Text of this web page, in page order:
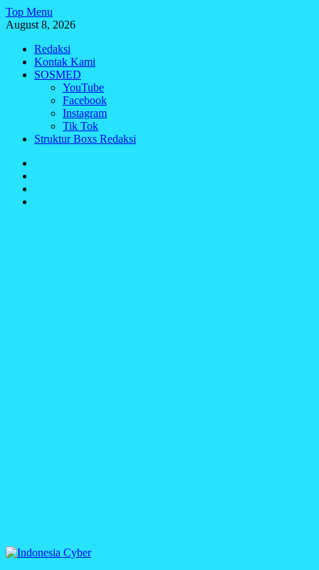
Skip
to
Top Menu
August 8, 2026
Redaksi
Kontak Kami
SOSMED
YouTube
Facebook
Instagram
Tik Tok
Struktur Boxs Redaksi